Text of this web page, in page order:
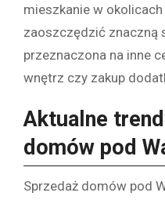
mieszkanie w
zaoszczędzić znaczną
przeznaczona na inne
wnętrz czy zakup
Aktualne
domów pod
Sprzedaż domów pod